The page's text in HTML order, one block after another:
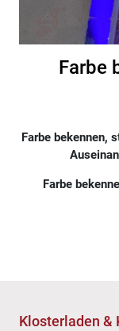
Farbe
Farbe bekennen,
Farbe
Klosterladen &